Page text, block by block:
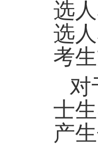
选
选
考
对
士
产